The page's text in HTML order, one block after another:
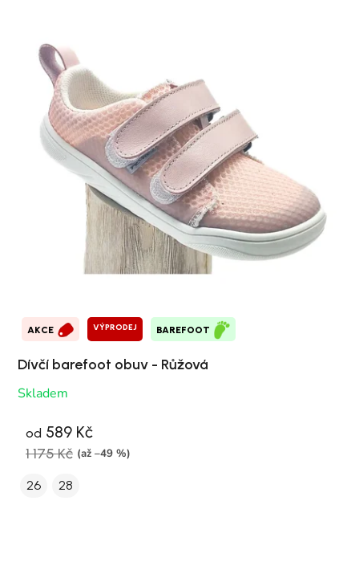
AKCE VÝPRODEJ BAREFOOT
Dívčí barefoot obuv - Růžová
Skladem
od 589 Kč
1 175 Kč (až –49 %)
26 28